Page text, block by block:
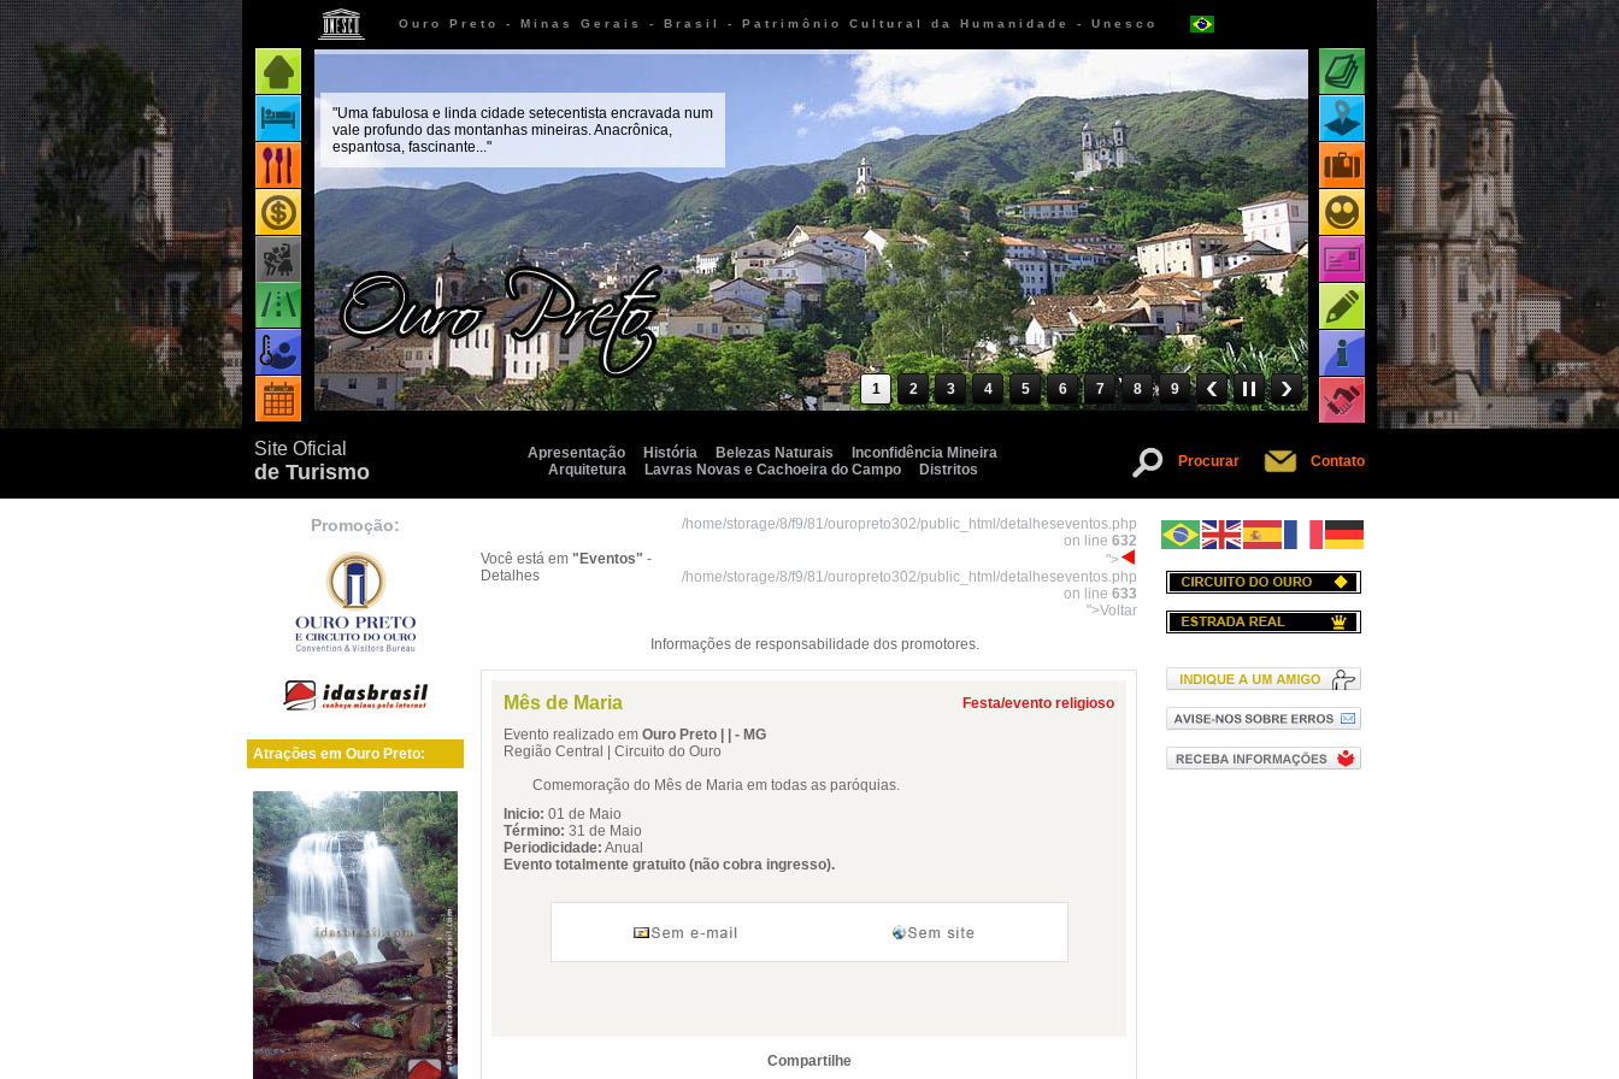
Ouro Preto - Minas Gerais - Brasil - Patrimônio Cultural da Humanidade - Unesco
Página inicial
Onde ficar
Onde comer
Onde comprar
Como chegar
Quando ir
Eventos
"Uma fabulosa e linda cidade setecentista encravada num
vale profundo das montanhas mineiras. Anacrônica,
espantosa, fascinante..."
1 2 3 4 5 6 7 8 9
Atrações turísticas
Mapa de atrações
Pacotes turísticos
Receptivos turísticos
Cartões virtuais
Dicas
Informações
Serviços
Site Oficial
de Turismo
Apresentação História Belezas Naturais
Inconfidência Mineira
Arquitetura
Lavras Novas e Cachoeira do Campo Distritos Procurar Contato
Promoção:
Atrações em Ouro Preto:
Você está em "Eventos" -
Detalhes
/home/storage/8/f9/81/ouropreto302/public_html/detalheseventos.php
on line 632
">
/home/storage/8/f9/81/ouropreto302/public_html/detalheseventos.php
on line 633
">Voltar
Informações de responsabilidade dos promotores.
Mês de Maria
Festa/evento religioso
Evento realizado em Ouro Preto | | - MG
Região Central | Circuito do Ouro
Comemoração do Mês de Maria em todas as paróquias.
Inicio: 01 de Maio
Término: 31 de Maio
Periodicidade: Anual
Evento totalmente gratuito (não cobra ingresso).
Compartilhe